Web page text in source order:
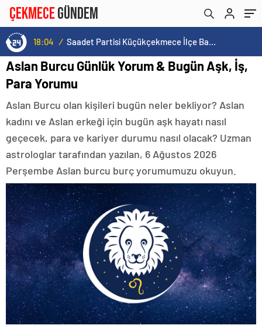
18:04 / Saadet Partisi Küçükçekmece İlçe Başkanlığı’ndan Yerel Basınla İstişare Yemeği
Aslan Burcu Günlük Yorum & Bugün Aşk, İş,
Para Yorumu
Aslan Burcu olan kişileri bugün neler bekliyor? Aslan
kadını ve Aslan erkeği için bugün aşk hayatı nasıl
geçecek, para ve kariyer durumu nasıl olacak? Uzman
astrologlar tarafından yazılan, 6 Ağustos 2026
Perşembe Aslan burcu burç yorumumuzu okuyun.